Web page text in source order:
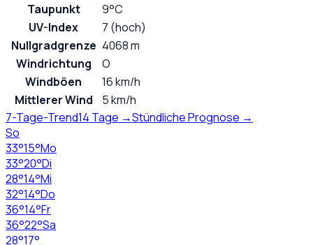
Taupunkt
9°C
UV-Index
7 (hoch)
Nullgradgrenze 4068 m
Windrichtung
O
Windböen
16 km/h
Mittlerer Wind
5 km/h
7-Tage-Trend14 Tage →Stündliche Prognose →
So
33°15°Mo
33°20°Di
28°14°Mi
32°14°Do
36°14°Fr
36°22°Sa
28°17°